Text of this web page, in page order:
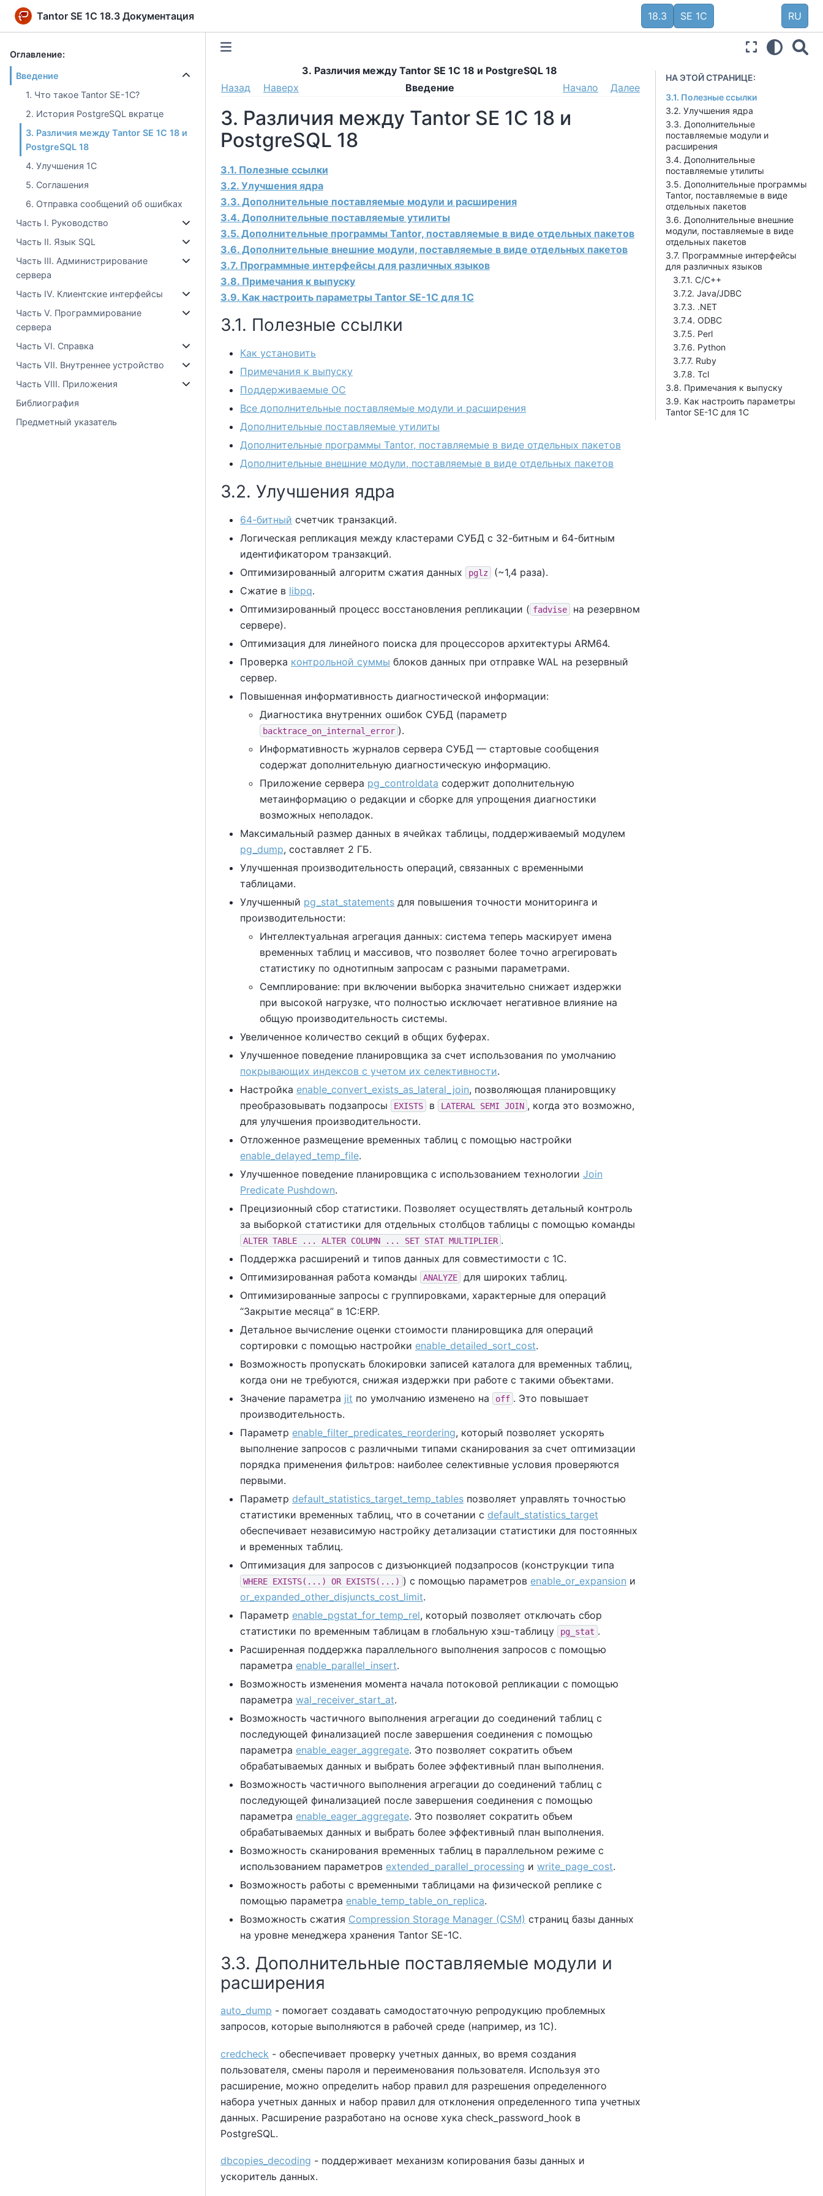
Tantor SE 1C 18.3 Документация 18.3 SE 1C RU
Оглавление:
Введение
1. Что такое Tantor SE-1C?
2. История PostgreSQL вкратце
3. Различия между Tantor SE 1C 18 и
PostgreSQL 18
4. Улучшения 1C
5. Соглашения
6. Отправка сообщений об ошибках
Часть I. Руководство
Часть II. Язык SQL
Часть III. Администрирование
сервера
Часть IV. Клиентские интерфейсы
Часть V. Программирование
сервера
Часть VI. Справка
Часть VII. Внутреннее устройство
Часть VIII. Приложения
Библиография
Предметный указатель
НА ЭТОЙ СТРАНИЦЕ:
3.1. Полезные ссылки
3.2. Улучшения ядра
3.3. Дополнительные
поставляемые модули и
расширения
3.4. Дополнительные
поставляемые утилиты
3.5. Дополнительные программы
Tantor, поставляемые в виде
отдельных пакетов
3.6. Дополнительные внешние
модули, поставляемые в виде
отдельных пакетов
3.7. Программные интерфейсы
для различных языков
3.7.1. C/C++
3.7.2. Java/JDBC
3.7.3. .NET
3.7.4. ODBC
3.7.5. Perl
3.7.6. Python
3.7.7. Ruby
3.7.8. Tcl
3.8. Примечания к выпуску
3.9. Как настроить параметры
Tantor SE-1C для 1С
3. Различия между Tantor SE 1C 18 и PostgreSQL 18
Назад
Наверх Введение Начало Далее
3. Различия между Tantor SE 1C 18 и
PostgreSQL 18
3.1. Полезные ссылки
3.2. Улучшения ядра
3.3. Дополнительные поставляемые модули и расширения
3.4. Дополнительные поставляемые утилиты
3.5. Дополнительные программы Tantor, поставляемые в виде отдельных пакетов
3.6. Дополнительные внешние модули, поставляемые в виде отдельных пакетов
3.7. Программные интерфейсы для различных языков
3.8. Примечания к выпуску
3.9. Как настроить параметры Tantor SE-1C для 1С
3.1. Полезные ссылки
Как установить
Примечания к выпуску
Поддерживаемые ОС
Все дополнительные поставляемые модули и расширения
Дополнительные поставляемые утилиты
Дополнительные программы Tantor, поставляемые в виде отдельных пакетов
Дополнительные внешние модули, поставляемые в виде отдельных пакетов
3.2. Улучшения ядра
64-битный счетчик транзакций.
Логическая репликация между кластерами СУБД с 32-битным и 64-битным
идентификатором транзакций.
Оптимизированный алгоритм сжатия данных
pglz
(~1,4 раза).
Сжатие в libpq.
Оптимизированный процесс восстановления репликации ( fadvise
на резервном
сервере).
Оптимизация для линейного поиска для процессоров архитектуры ARM64.
Проверка контрольной суммы блоков данных при отправке WAL на резервный
сервер.
Повышенная информативность диагностической информации:
Диагностика внутренних ошибок СУБД (параметр
backtrace_on_internal_error ).
Информативность журналов сервера СУБД — стартовые сообщения
содержат дополнительную диагностическую информацию.
Приложение сервера pg_controldata содержит дополнительную
метаинформацию о редакции и сборке для упрощения диагностики
возможных неполадок.
Максимальный размер данных в ячейках таблицы, поддерживаемый модулем
pg_dump, составляет 2 ГБ.
Улучшенная производительность операций, связанных с временными
таблицами.
Улучшенный pg_stat_statements для повышения точности мониторинга и
производительности:
Интеллектуальная агрегация данных: система теперь маскирует имена
временных таблиц и массивов, что позволяет более точно агрегировать
статистику по однотипным запросам с разными параметрами.
Семплирование: при включении выборка значительно снижает издержки
при высокой нагрузке, что полностью исключает негативное влияние на
общую производительность системы.
Увеличенное количество секций в общих буферах.
Улучшенное поведение планировщика за счет использования по умолчанию
покрывающих индексов с учетом их селективности.
Настройка enable_convert_exists_as_lateral_join, позволяющая планировщику
преобразовывать подзапросы
EXISTS в LATERAL SEMI JOIN , когда это возможно,
для улучшения производительности.
Отложенное размещение временных таблиц с помощью настройки
enable_delayed_temp_file.
Улучшенное поведение планировщика с использованием технологии Join
Predicate Pushdown.
Прецизионный сбор статистики. Позволяет осуществлять детальный контроль
за выборкой статистики для отдельных столбцов таблицы с помощью команды
ALTER TABLE ... ALTER COLUMN ... SET STAT MULTIPLIER .
Поддержка расширений и типов данных для совместимости с 1С.
Оптимизированная работа команды
ANALYZE
для широких таблиц.
Оптимизированные запросы с группировками, характерные для операций
“Закрытие месяца” в 1C:ERP.
Детальное вычисление оценки стоимости планировщика для операций
сортировки с помощью настройки enable_detailed_sort_cost.
Возможность пропускать блокировки записей каталога для временных таблиц,
когда они не требуются, снижая издержки при работе с такими объектами.
Значение параметра jit по умолчанию изменено на off . Это повышает
производительность.
Параметр enable_filter_predicates_reordering, который позволяет ускорять
выполнение запросов с различными типами сканирования за счет оптимизации
порядка применения фильтров: наиболее селективные условия проверяются
первыми.
Параметр default_statistics_target_temp_tables позволяет управлять точностью
статистики временных таблиц, что в сочетании с default_statistics_target
обеспечивает независимую настройку детализации статистики для постоянных
и временных таблиц.
Оптимизация для запросов с дизъюнкцией подзапросов (конструкции типа
WHERE EXISTS(...) OR EXISTS(...) ) с помощью параметров enable_or_expansion и
or_expanded_other_disjuncts_cost_limit.
Параметр enable_pgstat_for_temp_rel, который позволяет отключать сбор
статистики по временным таблицам в глобальную хэш-таблицу
pg_stat .
Расширенная поддержка параллельного выполнения запросов с помощью
параметра enable_parallel_insert.
Возможность изменения момента начала потоковой репликации с помощью
параметра wal_receiver_start_at.
Возможность частичного выполнения агрегации до соединений таблиц с
последующей финализацией после завершения соединения с помощью
параметра enable_eager_aggregate. Это позволяет сократить объем
обрабатываемых данных и выбрать более эффективный план выполнения.
Возможность частичного выполнения агрегации до соединений таблиц с
последующей финализацией после завершения соединения с помощью
параметра enable_eager_aggregate. Это позволяет сократить объем
обрабатываемых данных и выбрать более эффективный план выполнения.
Возможность сканирования временных таблиц в параллельном режиме с
использованием параметров extended_parallel_processing и write_page_cost.
Возможность работы с временными таблицами на физической реплике с
помощью параметра enable_temp_table_on_replica.
Возможность сжатия Compression Storage Manager (CSM) страниц базы данных
на уровне менеджера хранения Tantor SE-1C.
3.3. Дополнительные поставляемые модули и
расширения
auto_dump - помогает создавать самодостаточную репродукцию проблемных
запросов, которые выполняются в рабочей среде (например, из 1С).
credcheck - обеспечивает проверку учетных данных, во время создания
пользователя, смены пароля и переименования пользователя. Используя это
расширение, можно определить набор правил для разрешения определенного
набора учетных данных и набор правил для отклонения определенного типа учетных
данных. Расширение разработано на основе хука check_password_hook в
PostgreSQL.
dbcopies_decoding - поддерживает механизм копирования базы данных и
ускоритель данных.